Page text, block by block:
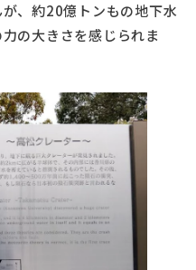
、約20億トンもの地下水
の大きさを感じられま